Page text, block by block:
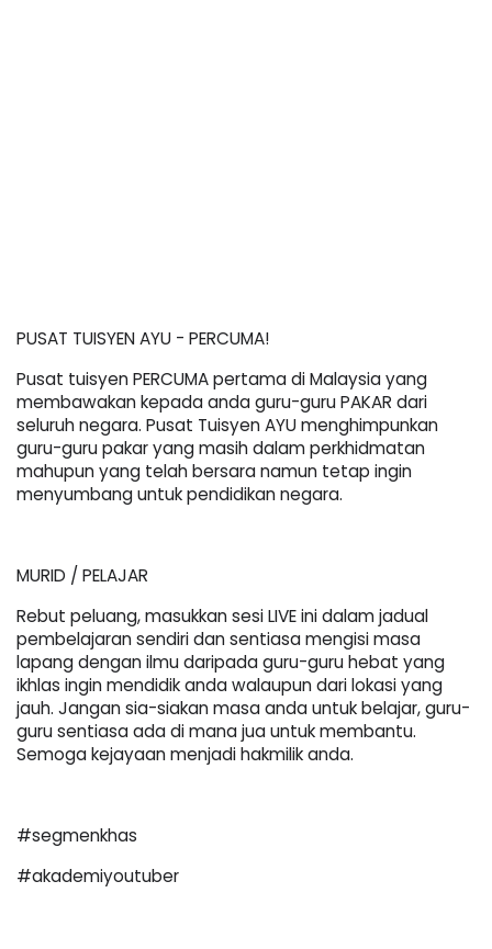
PUSAT TUISYEN AYU - PERCUMA!
Pusat tuisyen PERCUMA pertama di Malaysia yang
membawakan kepada anda guru-guru PAKAR dari
seluruh negara. Pusat Tuisyen AYU menghimpunkan
guru-guru pakar yang masih dalam perkhidmatan
mahupun yang telah bersara namun tetap ingin
menyumbang untuk pendidikan negara.
MURID / PELAJAR
Rebut peluang, masukkan sesi LIVE ini dalam jadual
pembelajaran sendiri dan sentiasa mengisi masa
lapang dengan ilmu daripada guru-guru hebat yang
ikhlas ingin mendidik anda walaupun dari lokasi yang
jauh. Jangan sia-siakan masa anda untuk belajar, guru-
guru sentiasa ada di mana jua untuk membantu.
Semoga kejayaan menjadi hakmilik anda.
#segmenkhas
#akademiyoutuber